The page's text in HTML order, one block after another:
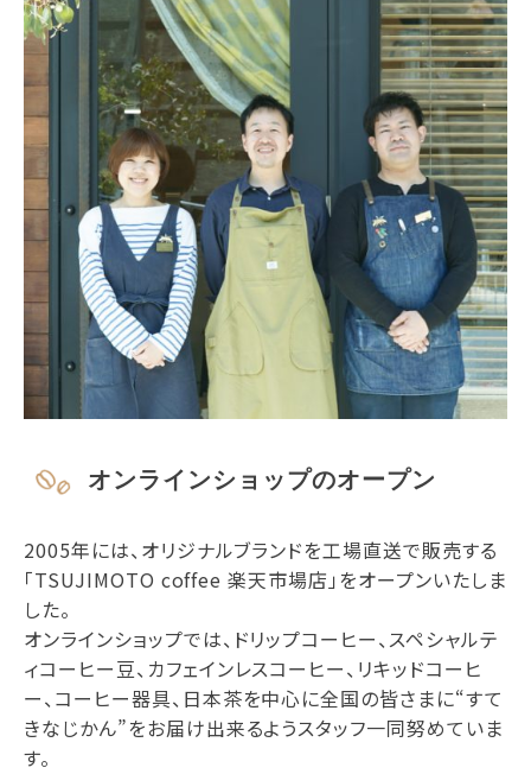
オンラインショップのオープン
2005年には、オリジナルブランドを工場直送で販売する
「TSUJIMOTO coffee 楽天市場店」をオープンいたしま
した。
オンラインショップでは、ドリップコーヒー、スペシャルテ
ィコーヒー豆、カフェインレスコーヒー、リキッドコーヒ
ー、コーヒー器具、日本茶を中心に全国の皆さまに“すて
きなじかん”をお届け出来るようスタッフ一同努めていま
す。